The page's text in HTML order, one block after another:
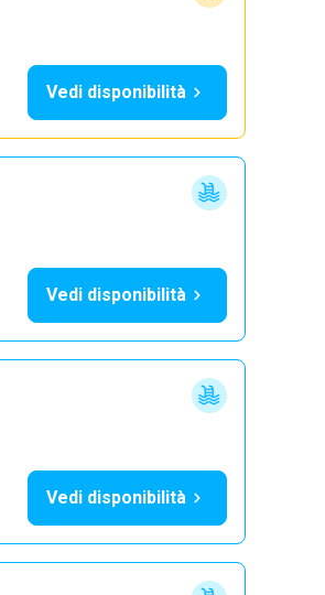
Vedi disponibilità
Vedi disponibilità
Vedi disponibilità